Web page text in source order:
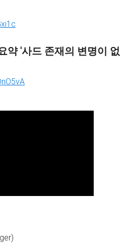
약 '사드 존재의 변명이 없